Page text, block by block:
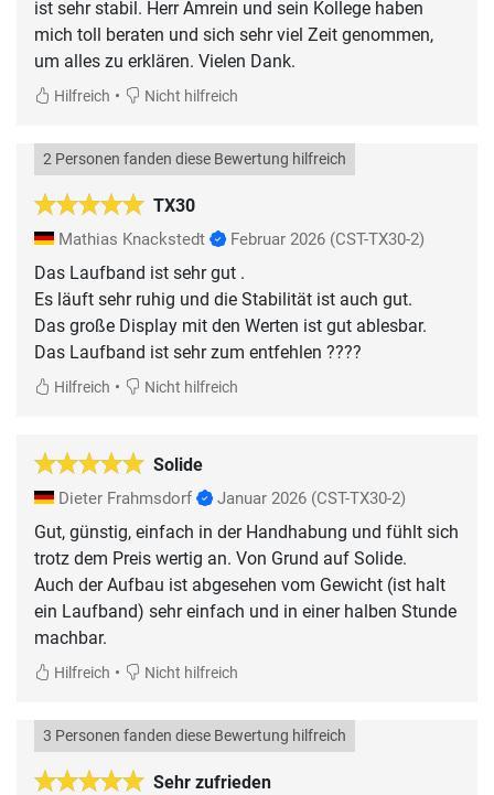
ist sehr stabil. Herr Amrein und sein Kollege haben
mich toll beraten und sich sehr viel Zeit genommen,
um alles zu erklären. Vielen Dank.
Hilfreich • Nicht hilfreich
TX30
2 Personen fanden diese Bewertung hilfreich
Mathias Knackstedt Februar 2026 (CST-TX30-2)
Das Laufband ist sehr gut .
Es läuft sehr ruhig und die Stabilität ist auch gut.
Das große Display mit den Werten ist gut ablesbar.
Das Laufband ist sehr zum entfehlen ????
Hilfreich • Nicht hilfreich
Solide
Dieter Frahmsdorf Januar 2026 (CST-TX30-2)
Gut, günstig, einfach in der Handhabung und fühlt sich
trotz dem Preis wertig an. Von Grund auf Solide.
Auch der Aufbau ist abgesehen vom Gewicht (ist halt
ein Laufband) sehr einfach und in einer halben Stunde
machbar.
Hilfreich • Nicht hilfreich
Sehr zufrieden
3 Personen fanden diese Bewertung hilfreich